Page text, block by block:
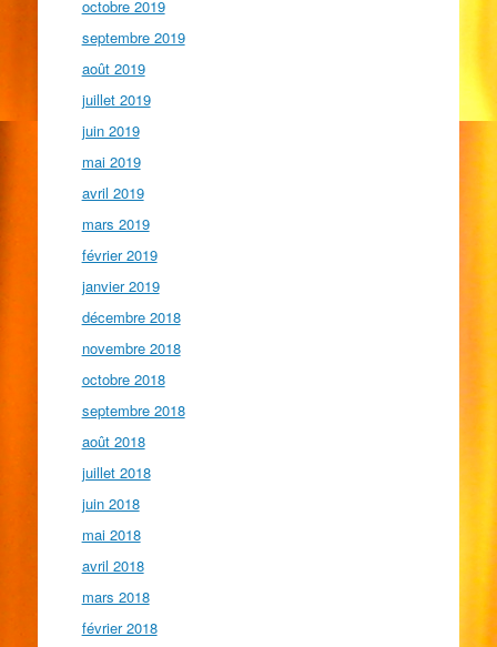
octobre 2019
septembre 2019
août 2019
juillet 2019
juin 2019
mai 2019
avril 2019
mars 2019
février 2019
janvier 2019
décembre 2018
novembre 2018
octobre 2018
septembre 2018
août 2018
juillet 2018
juin 2018
mai 2018
avril 2018
mars 2018
février 2018